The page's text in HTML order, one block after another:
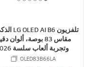
1
f
6
2
6
3
f
6
4
f
6
5
f
6
6
f
6
مقاس 83 بوصة، ألوان
وتجربة ألعاب سلسة 2026
OLED83B66LA